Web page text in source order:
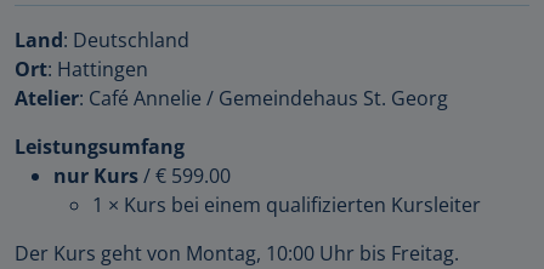
Land: Deutschland
Ort: Hattingen
Atelier: Café Annelie / Gemeindehaus St. Georg
Leistungsumfang
nur Kurs/€ 599.00
1 × Kurs bei einem qualifizierten Kursleiter
Der Kurs geht von Montag, 10:00 Uhr bis Freitag.